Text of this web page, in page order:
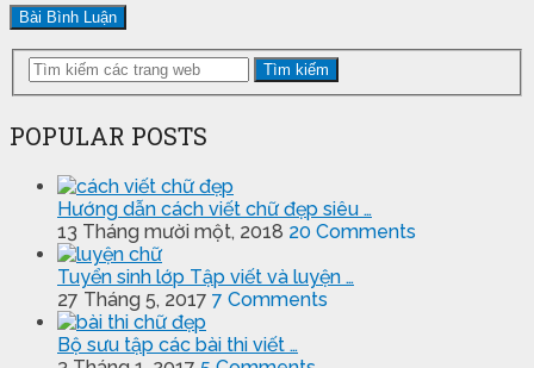
Tìm kiếm
POPULAR POSTS
Hướng dẫn cách viết chữ đẹp siêu …
13 Tháng mười một, 2018 20 Comments
Tuyển sinh lớp Tập viết và luyện …
27 Tháng 5, 2017 7 Comments
Bộ sưu tập các bài thi viết …